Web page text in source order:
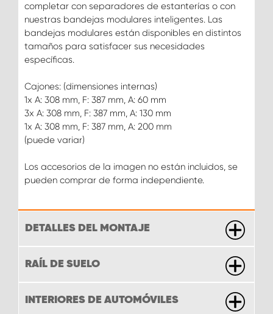
completar con separadores de estanterías o con
nuestras bandejas modulares inteligentes. Las
bandejas modulares están disponibles en distintos
tamaños para satisfacer sus necesidades
específicas.
Cajones: (dimensiones internas)
1x A: 308 mm, F: 387 mm, A: 60 mm
3x A: 308 mm, F: 387 mm, A: 130 mm
1x A: 308 mm, F: 387 mm, A: 200 mm
(puede variar)
Los accesorios de la imagen no están incluidos, se
pueden comprar de forma independiente.
DETALLES DEL MONTAJE
RAÍL DE SUELO
INTERIORES DE AUTOMÓVILES